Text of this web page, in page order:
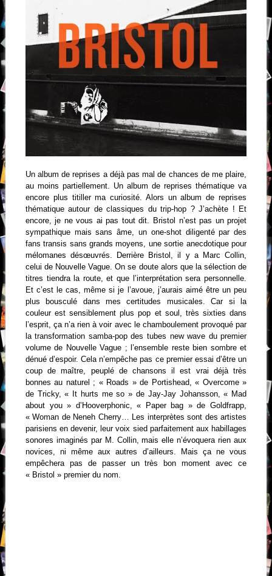
Un album de reprises a déjà pas mal de chances de me plaire,
au moins partiellement. Un album de reprises thématique va
encore plus titiller ma curiosité. Alors un album de reprises
thématique autour de classiques du trip-hop ? J’achète ! Et
encore, je ne vous ai pas tout dit. Bristol n’est pas un projet
sympathique mais sans âme, un one-shot diligenté par des
fans transis sans grands moyens, une sortie anecdotique pour
mélomanes désœuvrés. Derrière Bristol, il y a Marc Collin,
celui de Nouvelle Vague. On se doute alors que la sélection de
titres tiendra la route, et que l’interprétation sera personnelle.
Et c’est le cas, même si je l’avoue, j’aurais aimé être un peu
plus bousculé dans mes certitudes musicales. Car si la
couleur est sensiblement plus pop et soul, très sixties dans
l’esprit, ça n’a rien à voir avec le chamboulement provoqué par
la transformation samba-pop des tubes new wave du premier
volume de Nouvelle Vague ; l’ensemble reste bien sombre et
dénué d’espoir. Cela n’empêche pas ce premier essai d’être un
coup de maître, peuplé de chansons il est vrai déjà très
bonnes au naturel ; « Roads » de Portishead, « Overcome »
de Tricky, « It hurts me so » de Jay-Jay Johansson, « Mad
about you » d’Hooverphonic, « Paper bag » de Goldfrapp,
« Woman de Neneh Cherry… Les interprètes sont des artistes
parisiens en devenir, leur voix sied parfaitement aux habillages
sonores imaginés par M. Collin, mais elle n’évoquera rien aux
novices, ni même aux autres d’ailleurs. Mais ça ne vous
empêchera pas de passer un très bon moment avec ce
« Bristol » premier du nom.